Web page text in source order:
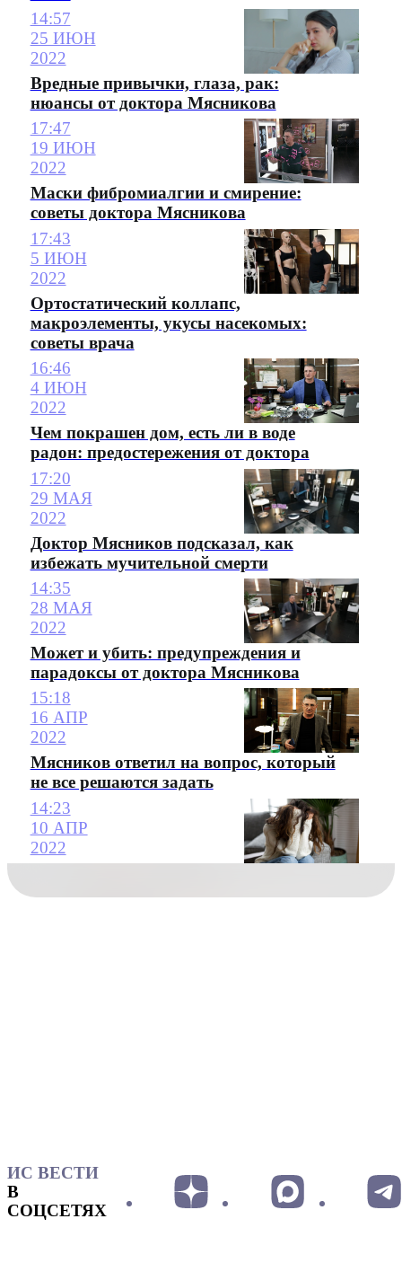
14:57
25 ИЮН
2022
Вредные привычки, глаза, рак:
нюансы от доктора Мясникова
17:47
19 ИЮН
2022
Маски фибромиалгии и смирение:
советы доктора Мясникова
17:43
5 ИЮН
2022
Ортостатический коллапс,
макроэлементы, укусы насекомых:
советы врача
16:46
4 ИЮН
2022
Чем покрашен дом, есть ли в воде
радон: предостережения от доктора
17:20
29 МАЯ
2022
Доктор Мясников подсказал, как
избежать мучительной смерти
14:35
28 МАЯ
2022
Может и убить: предупреждения и
парадоксы от доктора Мясникова
15:18
16 АПР
2022
Мясников ответил на вопрос, который
не все решаются задать
14:23
10 АПР
2022
ИС ВЕСТИ
В
СОЦСЕТЯХ